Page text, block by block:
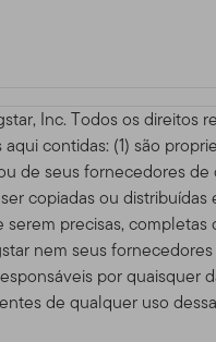
Inc. Todos os direitos
contidas: (1) são
de seus fornecedores de
copiadas ou distribuídas
serem precisas, completas
nem seus
​​por quaisquer
de qualquer uso